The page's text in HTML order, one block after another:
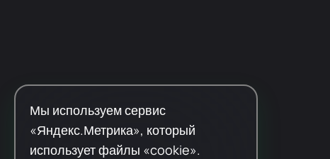
Мы используем сервис
«Яндекс.Метрика», который
использует файлы «cookie».